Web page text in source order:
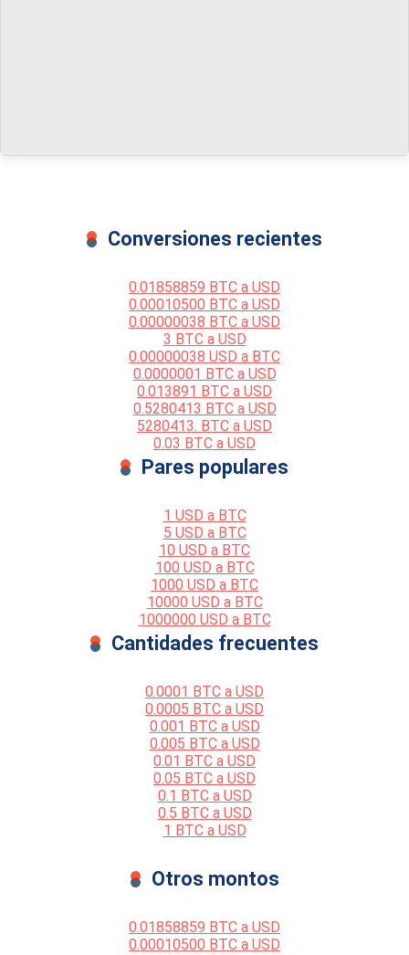
Conversiones recientes
0.01858859 BTC a USD
0.00010500 BTC a USD
0.00000038 BTC a USD
3 BTC a USD
0.00000038 USD a BTC
0.0000001 BTC a USD
0.013891 BTC a USD
0.5280413 BTC a USD
5280413. BTC a USD
0.03 BTC a USD
Pares populares
1 USD a BTC
5 USD a BTC
10 USD a BTC
100 USD a BTC
1000 USD a BTC
10000 USD a BTC
1000000 USD a BTC
Cantidades frecuentes
0.0001 BTC a USD
0.0005 BTC a USD
0.001 BTC a USD
0.005 BTC a USD
0.01 BTC a USD
0.05 BTC a USD
0.1 BTC a USD
0.5 BTC a USD
1 BTC a USD
Otros montos
0.01858859 BTC a USD
0.00010500 BTC a USD